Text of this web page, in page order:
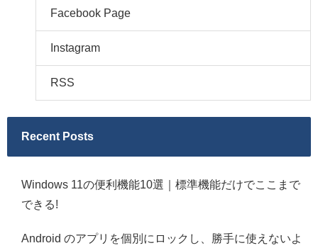
Facebook Page
Instagram
RSS
Recent Posts
Windows 11の便利機能10選｜標準機能だけでここまで
できる!
Android のアプリを個別にロックし、勝手に使えないよ